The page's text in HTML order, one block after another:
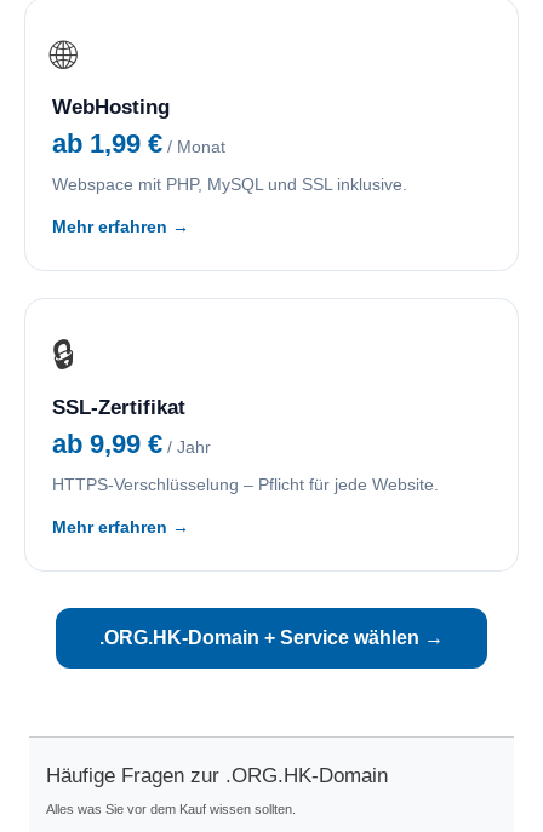
🌐
WebHosting
ab 1,99 € / Monat
Webspace mit PHP, MySQL und SSL inklusive.
Mehr erfahren →
🔒
SSL-Zertifikat
ab 9,99 € / Jahr
HTTPS-Verschlüsselung – Pflicht für jede Website.
Mehr erfahren →
.ORG.HK-Domain + Service wählen →
Häufige Fragen zur .ORG.HK-Domain
Alles was Sie vor dem Kauf wissen sollten.